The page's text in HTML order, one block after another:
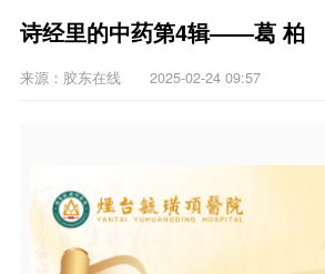
诗经里的中药第4辑——葛 柏
来源：胶东在线 2025-02-24 09:57